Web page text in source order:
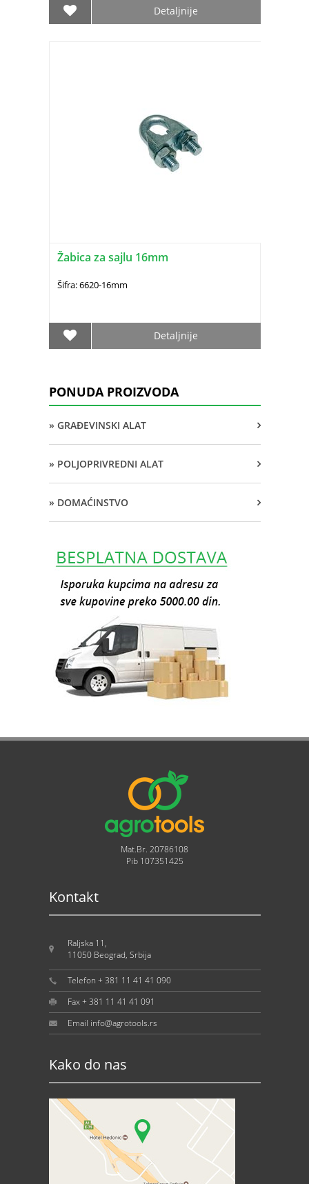
Detaljnije
Žabica za sajlu 16mm
Šifra: 6620-16mm
Detaljnije
PONUDA PROIZVODA
» GRAĐEVINSKI ALAT
» POLJOPRIVREDNI ALAT
» DOMAĆINSTVO
Mat.Br. 20786108
Pib 107351425
Kontakt
Raljska 11,
11050 Beograd, Srbija
Telefon + 381 11 41 41 090
Fax + 381 11 41 41 091
Email info@agrotools.rs
Kako do nas